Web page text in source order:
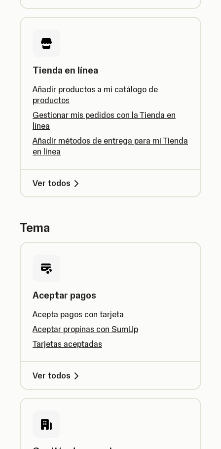
Tienda en línea
Añadir productos a mi catálogo de
productos
Gestionar mis pedidos con la Tienda en
línea
Añadir métodos de entrega para mi Tienda
en línea
Ver todos
Tema
Aceptar pagos
Acepta pagos con tarjeta
Aceptar propinas con SumUp
Tarjetas aceptadas
Ver todos